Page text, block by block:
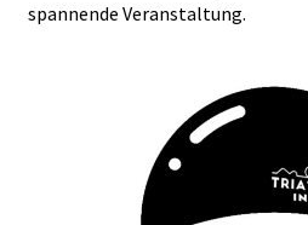
spannende Veranstaltung.